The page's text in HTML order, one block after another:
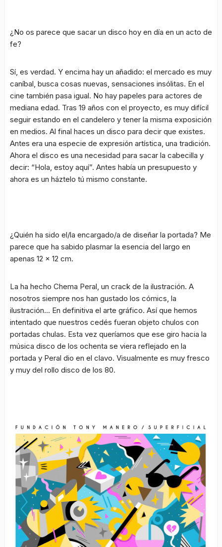
¿No os parece que sacar un disco hoy en día en un acto de
fe?
Sí, es verdad. Y encima hay un añadido: el mercado es muy
caníbal, busca cosas nuevas, sensaciones insólitas. En el
cine también pasa igual. No hay papeles para actores de
mediana edad. Tras 19 años con el proyecto, es muy difícil
seguir estando en el candelero y tener la misma exposición
en medios. Al final haces un disco para decir que existes.
Antes era una especie de expresión artística, una tradición.
Ahora el disco es una necesidad para sacar la cabecilla y
decir: “Hola, estoy aquí”. Antes había un presupuesto y
ahora es un háztelo tú mismo constante.
¿Quién ha sido el/la encargado/a de diseñar la portada? Me
parece que ha sabido plasmar la esencia del largo en
apenas 12 x 12 cm.
La ha hecho Chema Peral, un crack de la ilustración. A
nosotros siempre nos han gustado los cómics, la
ilustración… En definitiva el arte gráfico. Así que hemos
intentado que nuestros cedés fueran objeto chulos con
portadas chulas. Esta vez queríamos que ese giro hacia la
música disco de los ochenta se viera reflejado en la
portada y Peral dio en el clavo. Visualmente es muy fresco
y muy del rollo disco de los 80.